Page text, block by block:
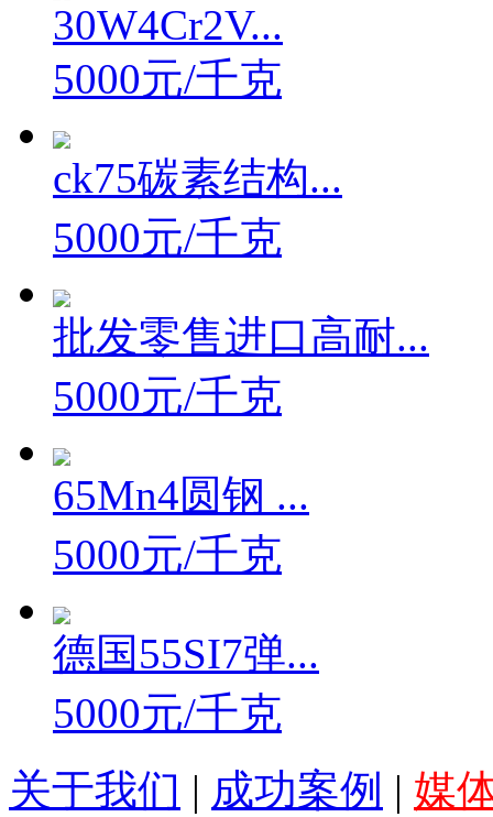
30W4Cr2V...
5000元/千克
ck75碳素结构...
5000元/千克
批发零售进口高耐...
5000元/千克
65Mn4圆钢 ...
5000元/千克
德国55SI7弹...
5000元/千克
关于我们 | 成功案例 | 媒